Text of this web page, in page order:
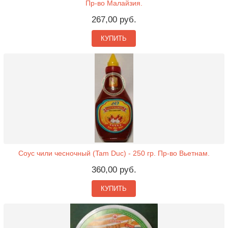
Пр-во Малайзия.
267,00 руб.
КУПИТЬ
Соус чили чесночный (Tam Duc) - 250 гр. Пр-во Вьетнам.
360,00 руб.
КУПИТЬ